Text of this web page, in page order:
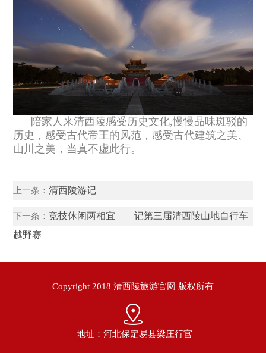
陪家人来清西陵感受历史文化,慢慢品味斑驳的
历史，感受古代帝王的风范，感受古代建筑之美、
山川之美，当真不虚此行。
上一条：清西陵游记
下一条：竞技休闲两相宜——记第三届清西陵山地自行车
越野赛
Copyright 2018 清西陵旅游官网 版权所有
地址：河北保定易县梁庄行宫